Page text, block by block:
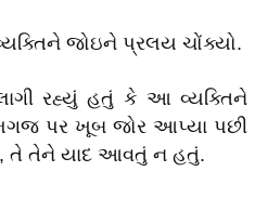
જોઇને પ્રલય ચોંક્યો.
રહ્યું હતું કે આ વ્યક્તિને
પર ખૂબ જોર આપ્યા પછી
તે તેને યાદ આવતું ન હતું.